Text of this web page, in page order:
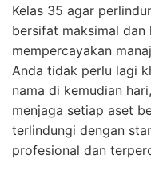
Kelas 35 agar
bersifat maksimal dan
mempercayakan
Anda tidak perlu lagi
nama di kemudian
menjaga setiap aset
terlindungi dengan
profesional dan